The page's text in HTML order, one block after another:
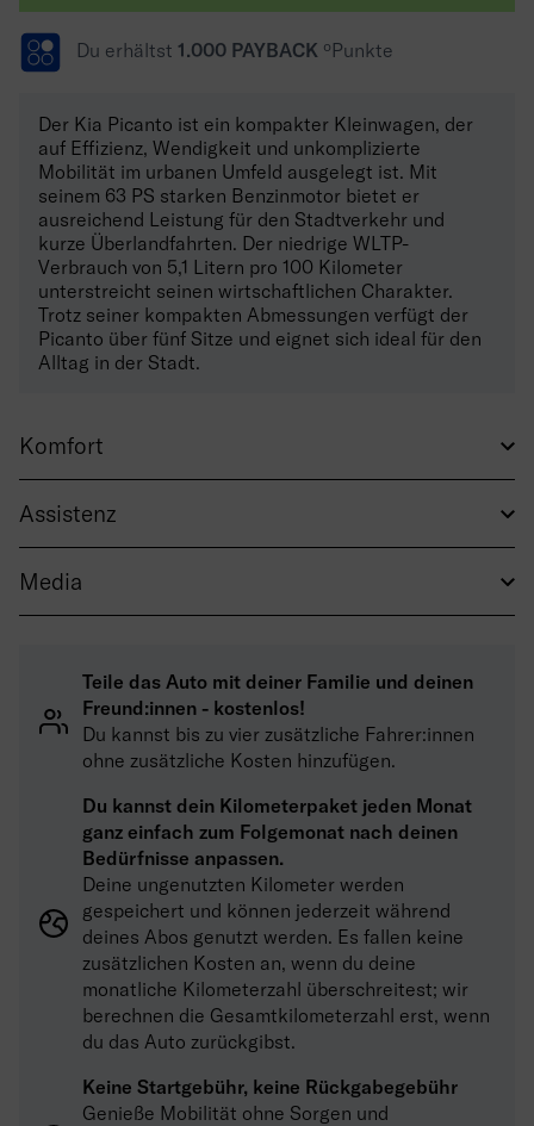
Du erhältst 1.000 PAYBACK ºPunkte
Der Kia Picanto ist ein kompakter Kleinwagen, der
auf Effizienz, Wendigkeit und unkomplizierte
Mobilität im urbanen Umfeld ausgelegt ist. Mit
seinem 63 PS starken Benzinmotor bietet er
ausreichend Leistung für den Stadtverkehr und
kurze Überlandfahrten. Der niedrige WLTP-
Verbrauch von 5,1 Litern pro 100 Kilometer
unterstreicht seinen wirtschaftlichen Charakter.
Trotz seiner kompakten Abmessungen verfügt der
Picanto über fünf Sitze und eignet sich ideal für den
Alltag in der Stadt.
Komfort
Assistenz
Media
Teile das Auto mit deiner Familie und deinen
Freund:innen - kostenlos!
Du kannst bis zu vier zusätzliche Fahrer:innen
ohne zusätzliche Kosten hinzufügen.
Du kannst dein Kilometerpaket jeden Monat
ganz einfach zum Folgemonat nach deinen
Bedürfnisse anpassen.
Deine ungenutzten Kilometer werden
gespeichert und können jederzeit während
deines Abos genutzt werden. Es fallen keine
zusätzlichen Kosten an, wenn du deine
monatliche Kilometerzahl überschreitest; wir
berechnen die Gesamtkilometerzahl erst, wenn
du das Auto zurückgibst.
Keine Startgebühr, keine Rückgabegebühr
Genieße Mobilität ohne Sorgen und